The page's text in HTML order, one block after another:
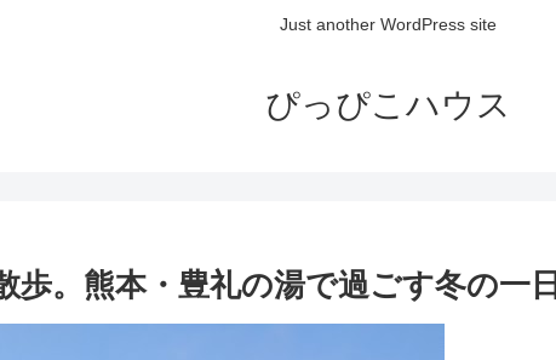
Just another WordPress site
ぴっぴこハウス
歩。熊本・豊礼の湯で過ごす冬の一日